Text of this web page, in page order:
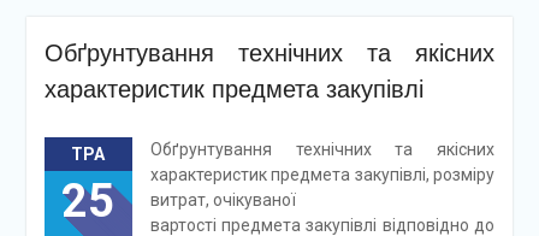
Обґрунтування технічних та якісних
характеристик предмета закупівлі
ТРА
25
Обґрунтування технічних та якісних
характеристик предмета закупівлі, розміру
витрат, очікуваної
вартості предмета закупівлі відповідно до